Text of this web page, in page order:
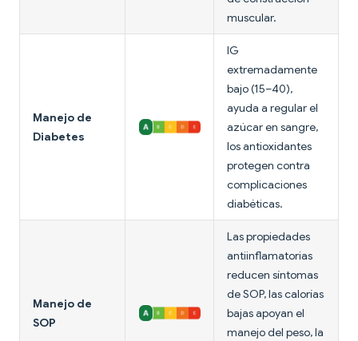
muscular.
Manejo de
Diabetes
IG
extremadamente
bajo (15–40),
ayuda a regular el
azúcar en sangre,
los antioxidantes
protegen contra
complicaciones
diabéticas.
Manejo de
SOP
Las propiedades
antiinflamatorias
reducen síntomas
de SOP, las calorías
bajas apoyan el
manejo del peso, la